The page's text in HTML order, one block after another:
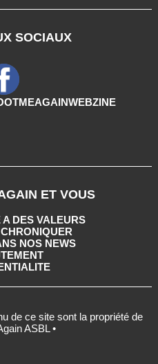
SOCIAUX
ET VOUS
DES VALEURS
NOS NEWS
de ce site sont la propriété de
ASBL •